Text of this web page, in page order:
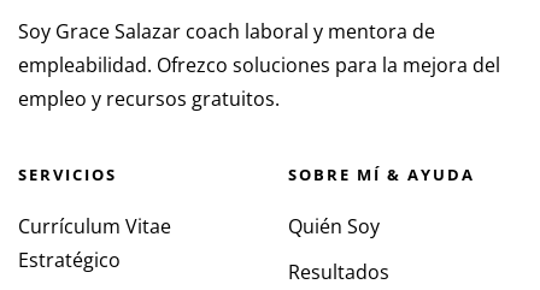
Soy Grace Salazar coach laboral y mentora de
empleabilidad. Ofrezco soluciones para la mejora del
empleo y recursos gratuitos.
SERVICIOS
Currículum Vitae
Estratégico
SOBRE MÍ & AYUDA
Quién Soy
Resultados